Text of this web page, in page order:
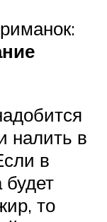
налить в
в
будет
то